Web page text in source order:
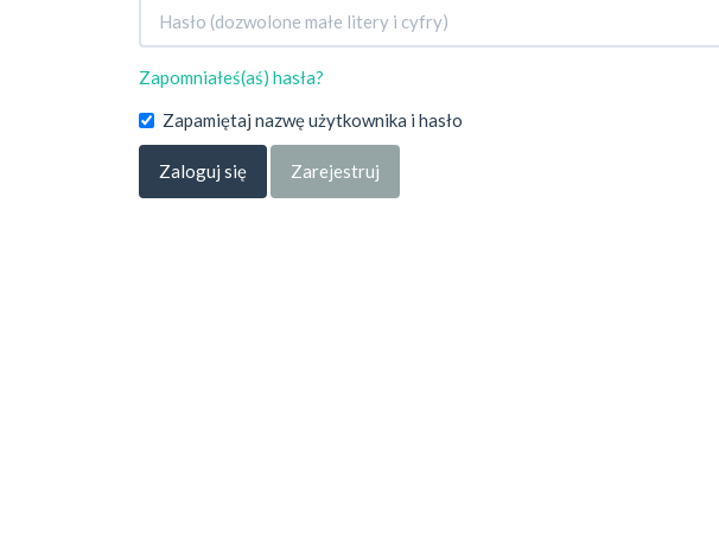
Zapomniałeś(aś) hasła?
Zapamiętaj nazwę użytkownika i hasło
Zaloguj się Zarejestruj